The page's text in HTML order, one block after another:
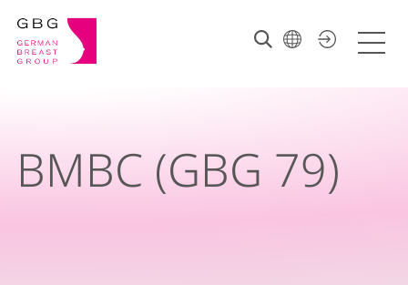
BMBC (GBG 79)